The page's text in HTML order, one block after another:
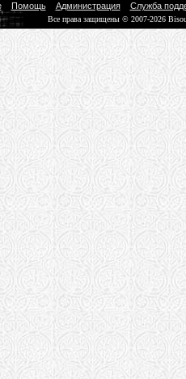
Помощь Администрация Служба
Все права защищены © 2007-2026